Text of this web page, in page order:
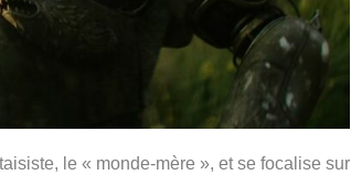
le « monde-mère », et se focalise sur